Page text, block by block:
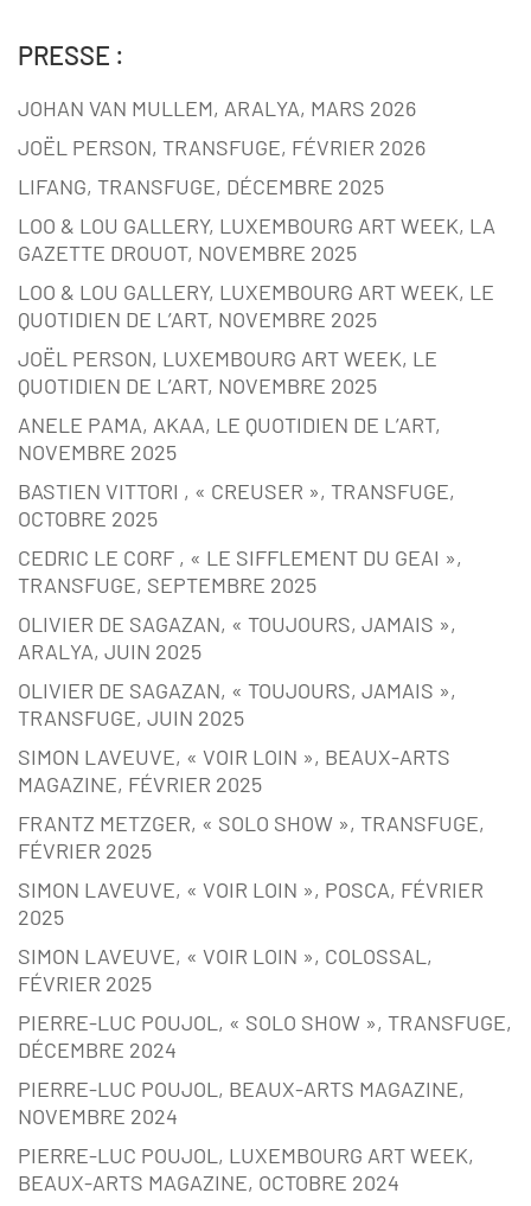
PRESSE :
JOHAN VAN MULLEM, ARALYA, MARS 2026
JOËL PERSON, TRANSFUGE, FÉVRIER 2026
LIFANG, TRANSFUGE, DÉCEMBRE 2025
LOO & LOU GALLERY, LUXEMBOURG ART WEEK, LA
GAZETTE DROUOT, NOVEMBRE 2025
LOO & LOU GALLERY, LUXEMBOURG ART WEEK, LE
QUOTIDIEN DE L’ART, NOVEMBRE 2025
JOËL PERSON, LUXEMBOURG ART WEEK, LE
QUOTIDIEN DE L’ART, NOVEMBRE 2025
ANELE PAMA, AKAA, LE QUOTIDIEN DE L’ART,
NOVEMBRE 2025
BASTIEN VITTORI , « CREUSER », TRANSFUGE,
OCTOBRE 2025
CEDRIC LE CORF , « LE SIFFLEMENT DU GEAI »,
TRANSFUGE, SEPTEMBRE 2025
OLIVIER DE SAGAZAN, « TOUJOURS, JAMAIS »,
ARALYA, JUIN 2025
OLIVIER DE SAGAZAN, « TOUJOURS, JAMAIS »,
TRANSFUGE, JUIN 2025
SIMON LAVEUVE, « VOIR LOIN », BEAUX-ARTS
MAGAZINE, FÉVRIER 2025
FRANTZ METZGER, « SOLO SHOW », TRANSFUGE,
FÉVRIER 2025
SIMON LAVEUVE, « VOIR LOIN », POSCA, FÉVRIER
2025
SIMON LAVEUVE, « VOIR LOIN », COLOSSAL,
FÉVRIER 2025
PIERRE-LUC POUJOL, « SOLO SHOW », TRANSFUGE,
DÉCEMBRE 2024
PIERRE-LUC POUJOL, BEAUX-ARTS MAGAZINE,
NOVEMBRE 2024
PIERRE-LUC POUJOL, LUXEMBOURG ART WEEK,
BEAUX-ARTS MAGAZINE, OCTOBRE 2024